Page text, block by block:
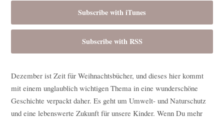
Subscribe with iTunes
Subscribe with RSS
Dezember ist Zeit für Weihnachtsbücher, und dieses hier kommt
mit einem unglaublich wichtigen Thema in eine wunderschöne
Geschichte verpackt daher. Es geht um Umwelt- und Naturschutz
und eine lebenswerte Zukunft für unsere Kinder. Wenn Du mehr